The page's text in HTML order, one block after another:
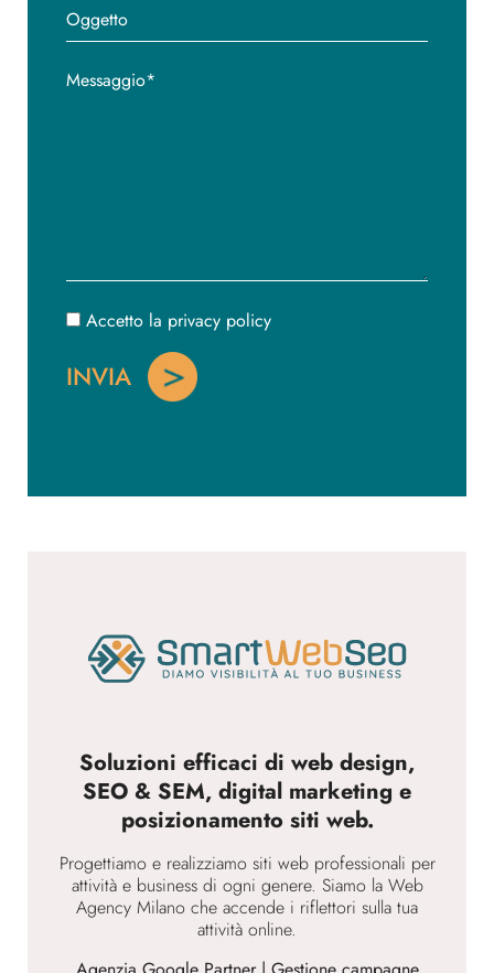
Accetto la privacy policy
Soluzioni efficaci di web design,
SEO & SEM, digital marketing e
posizionamento siti web.
Progettiamo e realizziamo siti web professionali per
attività e business di ogni genere. Siamo la Web
Agency Milano che accende i riflettori sulla tua
attività online.